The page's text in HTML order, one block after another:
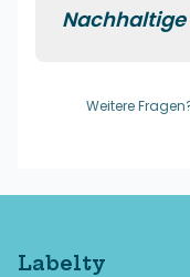
Nachhaltige
Weitere
Labelty